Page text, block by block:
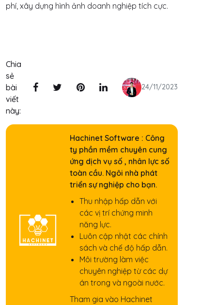
phí, xây dựng hình ảnh doanh nghiệp tích cực.
Chia
sẻ
bài
viết
này:
24/11/2023
Hachinet Software : Công
ty phần mềm chuyên cung
ứng dịch vụ số , nhân lực số
toàn cầu. Ngôi nhà phát
triển sự nghiệp cho bạn.
Thu nhập hấp dẫn với
các vị trí chứng minh
năng lực.
Luôn cập nhật các chính
sách và chế độ hấp dẫn.
Môi trường làm việc
chuyên nghiệp từ các dự
án trong và ngoài nước.
Tham gia vào Hachinet